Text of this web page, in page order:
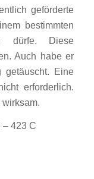
geförderte
bestimmten
dürfe. Diese
Auch habe er
getäuscht. Eine
erforderlich.
– 423 C